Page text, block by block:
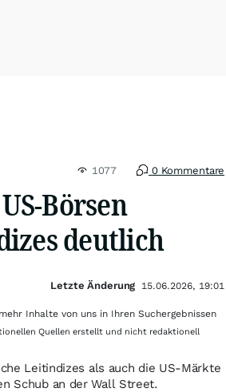
1077 0 Kommentare
Börsen
deutlich
Leitindizes als auch die US-Märkte
Schub an der Wall Street.
Letzte Änderung 15.06.2026, 19:01
Inhalte von uns in Ihren Suchergebnissen
Quellen erstellt und nicht redaktionell